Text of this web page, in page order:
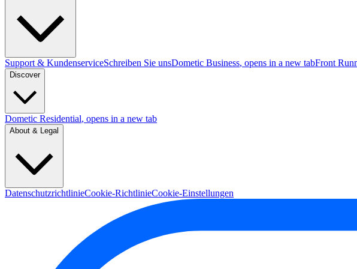
Support & KundenserviceSchreiben Sie unsDometic Business, opens in a new tabFront
Discover
Dometic Residential, opens in a new tab
About & Legal
DatenschutzrichtlinieCookie-RichtlinieCookie-Einstellungen